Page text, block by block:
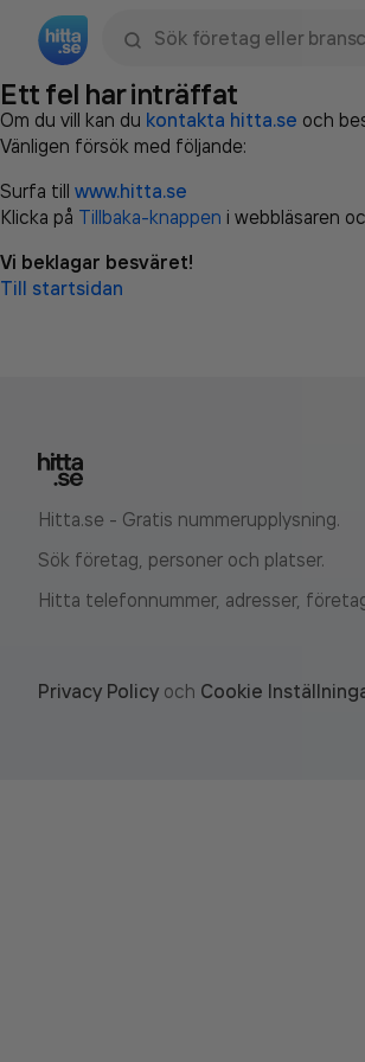
Ett fel har inträffat
Om du vill kan du kontakta hitta.se och
Vänligen försök med följande:
Surfa till www.hitta.se
Klicka på Tillbaka-knappen i webbläsaren
Vi beklagar besväret!
Till startsidan
Hitta.se - Gratis nummerupplysning.
Sök företag, personer och platser.
Hitta telefonnummer, adresser,
Privacy Policy och Cookie